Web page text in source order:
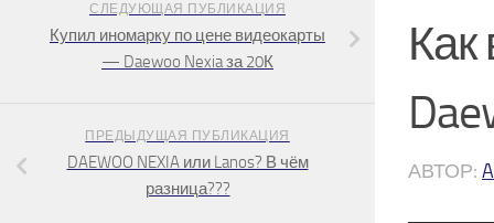
Как
АВТОР:
СЛЕДУЮЩАЯ ПУБЛИКАЦИЯ
Купил иномарку по цене видеокарты
— Daewoo Nexia за 20К
ПРЕДЫДУЩАЯ ПУБЛИКАЦИЯ
DAEWOO NEXIA или Lanos? В чём
разница???